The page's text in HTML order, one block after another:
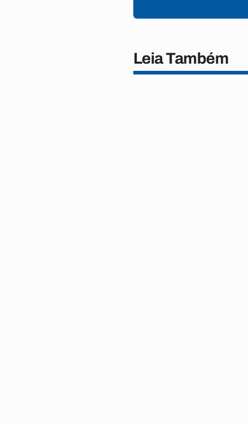
Leia Também